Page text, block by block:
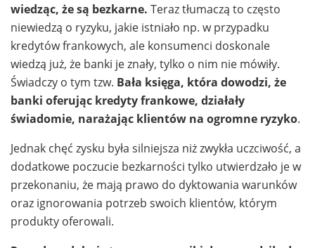
wiedząc, że są bezkarne. Teraz tłumaczą to często
niewiedzą o ryzyku, jakie istniało np. w przypadku
kredytów frankowych, ale konsumenci doskonale
wiedzą już, że banki je znały, tylko o nim nie mówiły.
Świadczy o tym tzw. Bała księga, która dowodzi, że
banki oferując kredyty frankowe, działały
świadomie, narażając klientów na ogromne ryzyko.
Jednak chęć zysku była silniejsza niż zwykła uczciwość, a
dodatkowe poczucie bezkarności tylko utwierdzało je w
przekonaniu, że mają prawo do dyktowania warunków
oraz ignorowania potrzeb swoich klientów, którym
produkty oferowali.